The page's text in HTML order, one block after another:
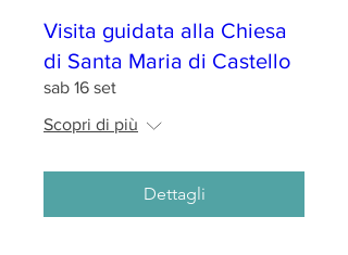
Visita guidata alla Chiesa
di Santa Maria di Castello
sab 16 set
Scopri di più
Dettagli